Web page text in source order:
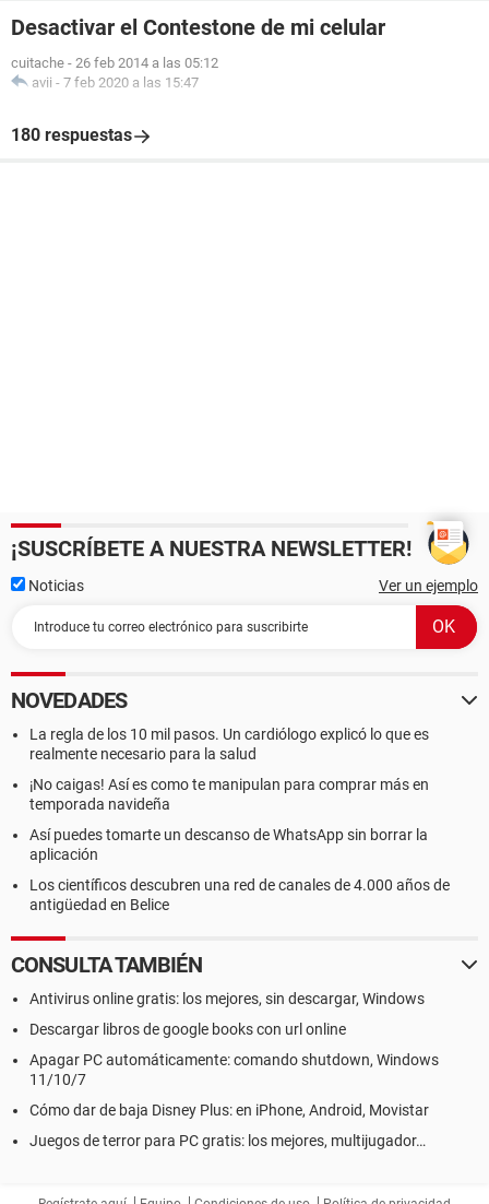
Desactivar el Contestone de mi celular
cuitache - 26 feb 2014 a las 05:12
avii - 7 feb 2020 a las 15:47
180 respuestas
¡SUSCRÍBETE A NUESTRA NEWSLETTER!
Noticias Ver un ejemplo
NOVEDADES
La regla de los 10 mil pasos. Un cardiólogo explicó lo que es
realmente necesario para la salud
¡No caigas! Así es como te manipulan para comprar más en
temporada navideña
Así puedes tomarte un descanso de WhatsApp sin borrar la
aplicación
Los científicos descubren una red de canales de 4.000 años de
antigüedad en Belice
CONSULTA TAMBIÉN
Antivirus online gratis: los mejores, sin descargar, Windows
Descargar libros de google books con url online
Apagar PC automáticamente: comando shutdown, Windows
11/10/7
Cómo dar de baja Disney Plus: en iPhone, Android, Movistar
Juegos de terror para PC gratis: los mejores, multijugador…